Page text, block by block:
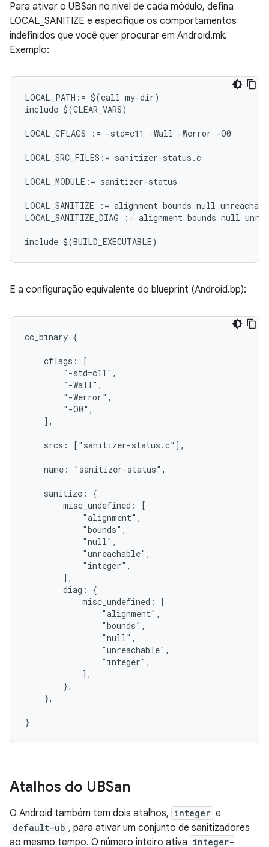
Para ativar o UBSan no nível de cada módulo, defina
LOCAL_SANITIZE e especifique os comportamentos
indefinidos que você quer procurar em Android.mk.
Exemplo:
LOCAL_PATH:= $(call my-dir)
include $(CLEAR_VARS)
LOCAL_CFLAGS := -std=c11 -Wall -Werror -O0
LOCAL_SRC_FILES:= sanitizer-status.c
LOCAL_MODULE:= sanitizer-status
LOCAL_SANITIZE := alignment bounds null
LOCAL_SANITIZE_DIAG := alignment bounds null
E a configuração equivalente do blueprint (Android.bp):
cc_binary {
    cflags: [
        "-std=c11",
        "-Wall",
        "-Werror",
        "-O0",
    ],
    srcs: ["sanitizer-status.c"],
    name: "sanitizer-status",
    sanitize: {
        misc_undefined: [
            "alignment",
            "bounds",
            "null",
            "unreachable",
            "integer",
        ],
        diag: {
            misc_undefined: [
                "alignment",
                "bounds",
                "null",
                "unreachable",
                "integer",
            ],
        },
    },
Atalhos do UBSan
O Android também tem dois atalhos, integer e
default-ub , para ativar um conjunto de sanitizadores
ao mesmo tempo. O número inteiro ativa integer-